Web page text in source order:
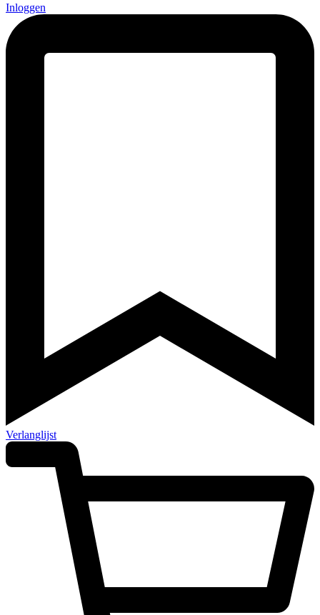
Inloggen
Verlanglijst